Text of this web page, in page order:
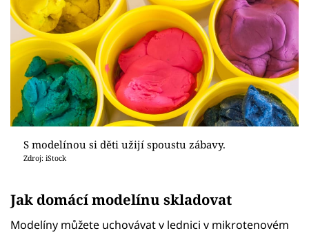
S modelínou si děti užijí spoustu zábavy.
Zdroj: iStock
Jak domácí modelínu skladovat
Modelíny můžete uchovávat v lednici v mikrotenovém